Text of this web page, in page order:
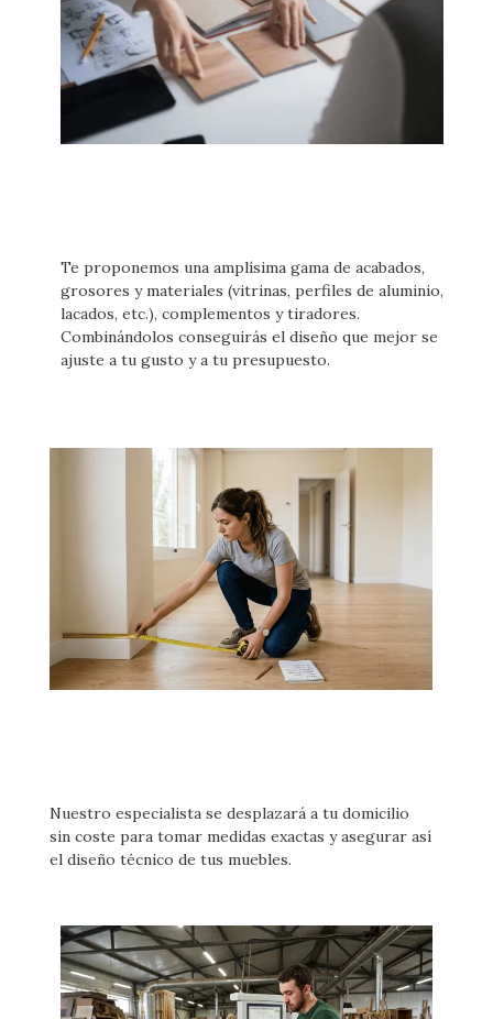
Te proponemos una amplísima gama de acabados,
grosores y materiales (vitrinas, perfiles de aluminio,
lacados, etc.), complementos y tiradores.
Combinándolos conseguirás el diseño que mejor se
ajuste a tu gusto y a tu presupuesto.
Nuestro especialista se desplazará a tu domicilio
sin coste para tomar medidas exactas y asegurar así
el diseño técnico de tus muebles.